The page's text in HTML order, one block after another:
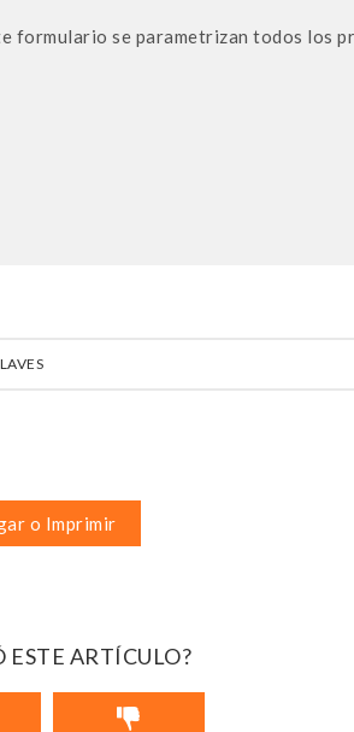
formulario se parametrizan todos los
o Imprimir
ESTE ARTÍCULO?